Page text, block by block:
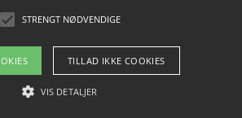
2026 - Pilanto Aps
STRENGT NØDVENDIGE
TILLAD IKKE COOKIES
VIS DETALJER